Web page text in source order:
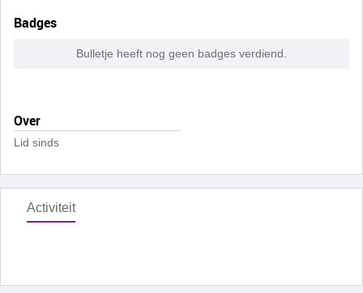
Badges
Bulletje heeft nog geen badges verdiend.
Over
Lid sinds
Activiteit